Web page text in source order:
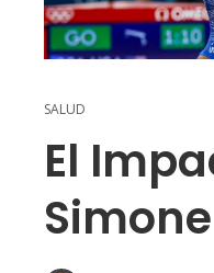
SALUD
El